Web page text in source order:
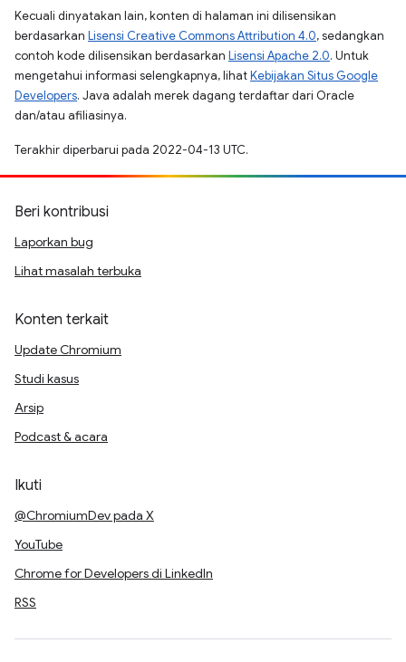
Kecuali dinyatakan lain, konten di halaman ini dilisensikan
berdasarkan Lisensi Creative Commons Attribution 4.0, sedangkan
contoh kode dilisensikan berdasarkan Lisensi Apache 2.0. Untuk
mengetahui informasi selengkapnya, lihatKebijakan Situs Google
Developers. Java adalah merek dagang terdaftar dari Oracle
dan/atau afiliasinya.
Terakhir diperbarui pada 2022-04-13 UTC.
Beri kontribusi
Laporkan bug
Lihat masalah terbuka
Konten terkait
Update Chromium
Studi kasus
Arsip
Podcast & acara
Ikuti
@ChromiumDev pada X
YouTube
Chrome for Developers di LinkedIn
RSS